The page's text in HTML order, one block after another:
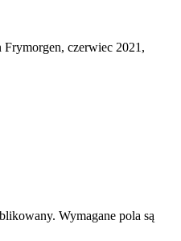
Frymorgen, czerwiec 2021,
Wymagane pola są